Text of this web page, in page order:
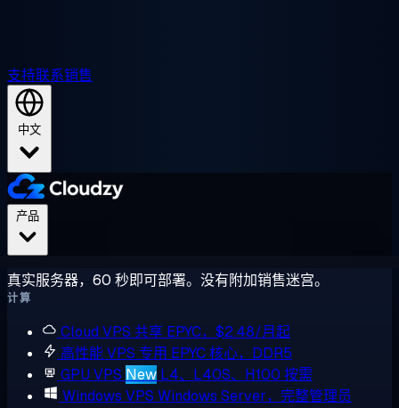
支持联系销售
中文
真实服务器，60 秒即可部署。没有附加销售迷宫。
计算
Cloud VPS 共享 EPYC，$2.48/月起
高性能 VPS 专用 EPYC 核心，DDR5
GPU VPS New L4、L40S、H100 按需
Windows VPS Windows Server，完整管理员